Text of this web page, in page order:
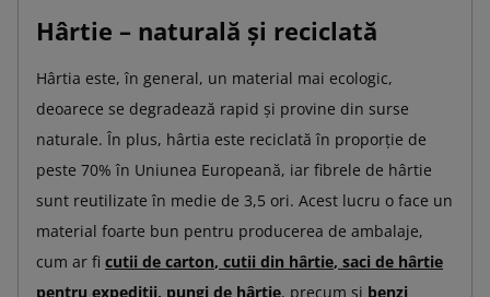
Hârtie – naturală și reciclată
Hârtia este, în general, un material mai ecologic,
deoarece se degradează rapid și provine din surse
naturale. În plus, hârtia este reciclată în proporție de
peste 70% în Uniunea Europeană, iar fibrele de hârtie
sunt reutilizate în medie de 3,5 ori. Acest lucru o face un
material foarte bun pentru producerea de ambalaje,
cum ar fi cutii de carton, cutii din hârtie, saci de hârtie
pentru expediții, pungi de hârtie, precum și benzi